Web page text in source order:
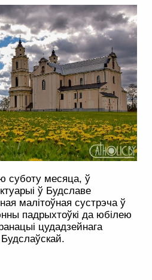
суботу месяца, ў
ў Будславе
малітоўная сустрэча ў
падрыхтоўкі да юбілею
цудадзейнага